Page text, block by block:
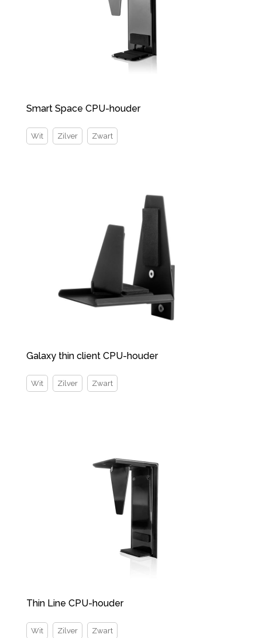
Smart Space CPU-houder
Wit Zilver Zwart
Galaxy thin client CPU-houder
Wit Zilver Zwart
Thin Line CPU-houder
Wit Zilver Zwart